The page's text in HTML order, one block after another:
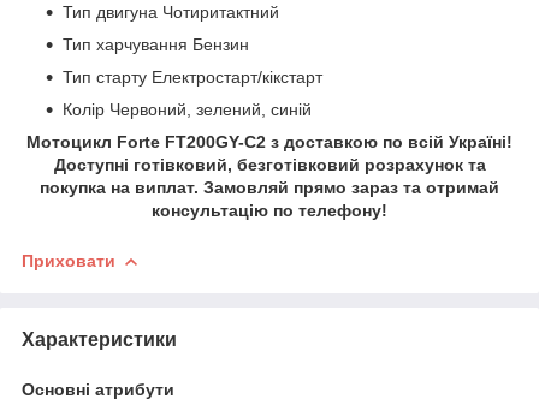
Тип двигуна Чотиритактний
Тип харчування Бензин
Тип старту Електростарт/кікстарт
Колір Червоний, зелений, синій
Мотоцикл Forte FT200GY-C2 з доставкою по всій Україні!
Доступні готівковий, безготівковий розрахунок та
покупка на виплат. Замовляй прямо зараз та отримай
консультацію по телефону!
Приховати
Характеристики
Основні атрибути